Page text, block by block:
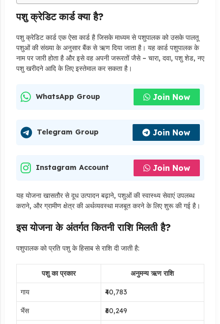
पशु क्रेडिट कार्ड क्या है?
पशु क्रेडिट कार्ड एक ऐसा कार्ड है जिसके माध्यम से पशुपालक को उसके पालतू
पशुओं की संख्या के अनुसार बैंक से ऋण दिया जाता है। यह कार्ड पशुपालक के
नाम पर जारी होता है और इसे वह अपनी जरूरतों जैसे – चारा, दवा, पशु शेड, नए
पशु खरीदने आदि के लिए इस्तेमाल कर सकता है।
WhatsApp Group Join Now
Telegram Group Join Now
Instagram Account Join Now
यह योजना खासतौर से दूध उत्पादन बढ़ाने, पशुओं की स्वास्थ्य सेवाएं उपलब्ध
कराने, और ग्रामीण क्षेत्र की अर्थव्यवस्था मजबूत करने के लिए शुरू की गई है।
इस योजना के अंतर्गत कितनी राशि मिलती है?
पशुपालक को प्रति पशु के हिसाब से राशि दी जाती है:
पशु का प्रकार अनुमन्य ऋण राशि
गाय ₹40,783
भैंस ₹60,249